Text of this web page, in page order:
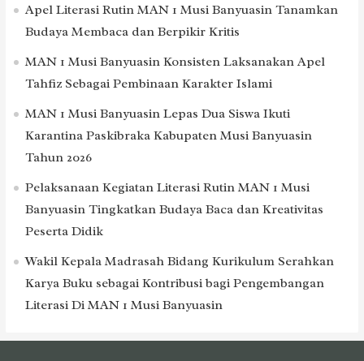
Apel Literasi Rutin MAN 1 Musi Banyuasin Tanamkan
Budaya Membaca dan Berpikir Kritis
MAN 1 Musi Banyuasin Konsisten Laksanakan Apel
Tahfiz Sebagai Pembinaan Karakter Islami
MAN 1 Musi Banyuasin Lepas Dua Siswa Ikuti
Karantina Paskibraka Kabupaten Musi Banyuasin
Tahun 2026
Pelaksanaan Kegiatan Literasi Rutin MAN 1 Musi
Banyuasin Tingkatkan Budaya Baca dan Kreativitas
Peserta Didik
Wakil Kepala Madrasah Bidang Kurikulum Serahkan
Karya Buku sebagai Kontribusi bagi Pengembangan
Literasi Di MAN 1 Musi Banyuasin